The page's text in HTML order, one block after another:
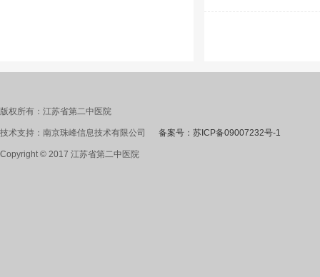
版权所有：江苏省第二中医院
技术支持：南京珠峰信息技术有限公司 备案号：苏ICP备09007232号-1
Copyright © 2017 江苏省第二中医院